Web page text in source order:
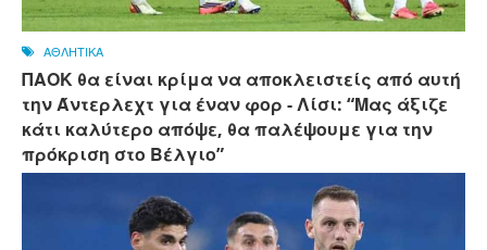
ΑΘΛΗΤΙΚΑ
ΠΑΟΚ θα είναι κρίμα να αποκλειστείς από αυτή
την Άντερλεχτ για έναν φορ - ​​Λίσι: “Μας άξιζε
κάτι καλύτερο απόψε, θα παλέψουμε για την
πρόκριση στο Βέλγιο”